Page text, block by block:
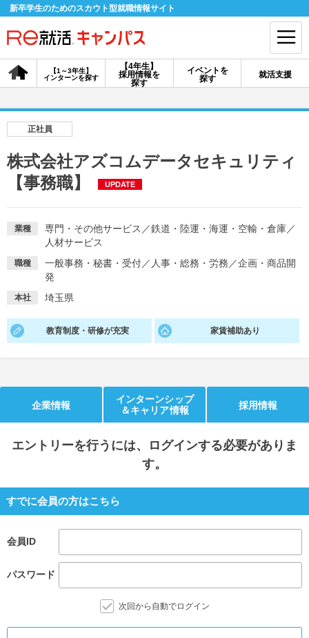
新卒学生のためのスカウト型就職情報サイト
【4年生】
採用情報を
探す
【1～3年生】
インターンを探す
イベントを
探す
就活支援
会員登録 ログイン
就活ノウハウ・サポート
就活支援 就活コラム
適職診断
あなたに合う仕事を診断！
就活チャンネル
動画で対策講座をチェック
正社員
株式会社アズコムデータセキュリティ
【事務職】
UPDATE
業種 専門・その他サービス ／鉄道・陸運・海運・空輸・倉庫／
人材サービス
職種 一般事務・秘書・受付／ 人事・総務・労務 ／企画・商品開
発
本社 埼玉県
教育制度・研修が充実 家賃補助あり
企業情報
インターンシップ
＆キャリア情報
採用情報
エントリーを行うには、ログインする必要がありま
す。
すでに会員の方はこちら
会員ID
パスワード
次回から自動でログイン